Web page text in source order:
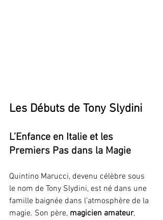
Les Débuts de Tony Slydini
L’Enfance en Italie et les
Premiers Pas dans la Magie
Quintino Marucci, devenu célèbre sous
le nom de Tony Slydini, est né dans une
famille baignée dans l’atmosphère de la
magie. Son père, magicien amateur,